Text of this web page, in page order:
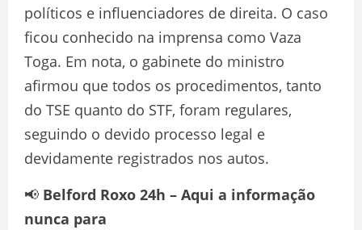
políticos e influenciadores de direita. O caso
ficou conhecido na imprensa como Vaza
Toga. Em nota, o gabinete do ministro
afirmou que todos os procedimentos, tanto
do TSE quanto do STF, foram regulares,
seguindo o devido processo legal e
devidamente registrados nos autos.
📢 Belford Roxo 24h – Aqui a informação
nunca para